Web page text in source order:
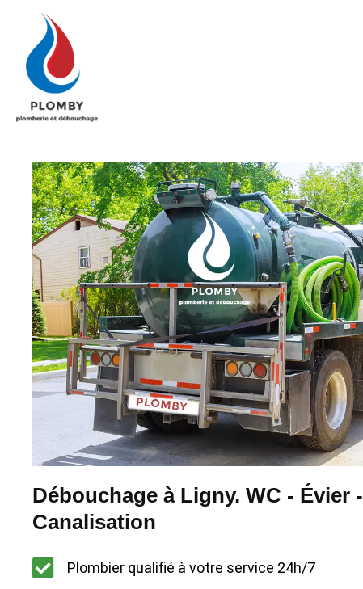
Débouchage à Ligny. WC - Évier -
Canalisation
Plombier qualifié à votre service 24h/7